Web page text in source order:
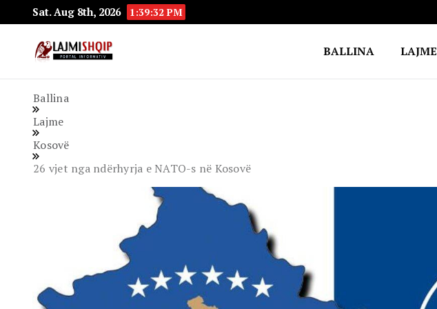
Sat. Aug 8th, 2026 1:39:33 PM
BALLINA LAJME
Ballina
Lajme
Kosovë
​26 vjet nga ndërhyrja e NATO-s në Kosovë